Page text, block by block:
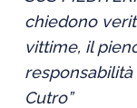
chiedono
vittime, il
Cutro”